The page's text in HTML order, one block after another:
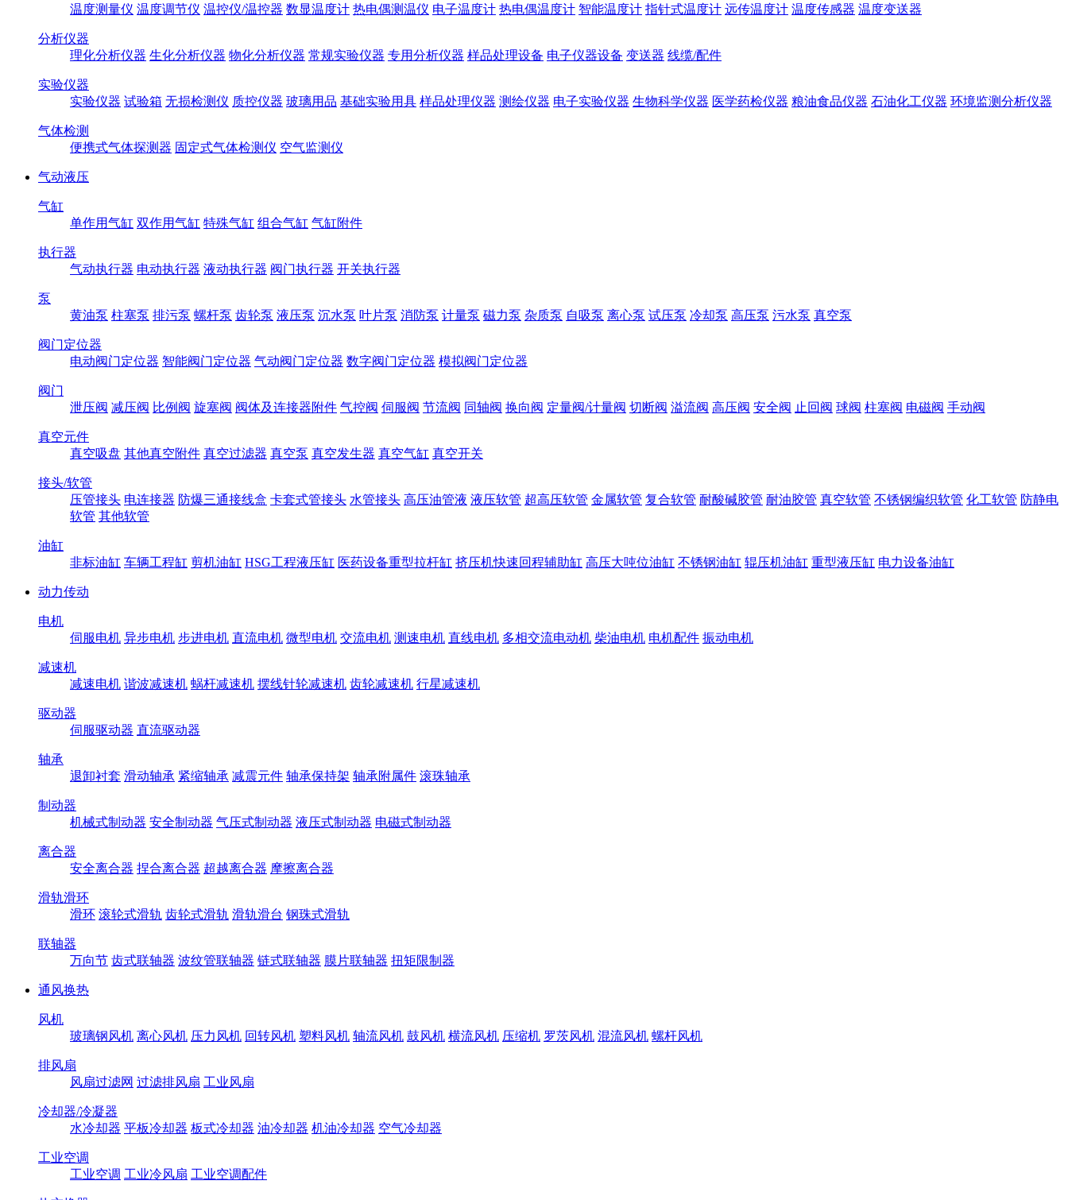
温度测量仪 温度调节仪 温控仪/温控器 数显温度计 热电偶测温仪 电子温度计 热电偶温度计 智能温度计 指针式温度计 远传温度计 温度传感器 温度变送器
分析仪器
理化分析仪器 生化分析仪器 物化分析仪器 常规实验仪器 专用分析仪器 样品处理设备 电子仪器设备 变送器 线缆/配件
实验仪器
实验仪器 试验箱 无损检测仪 质控仪器 玻璃用品 基础实验用具 样品处理仪器 测绘仪器 电子实验仪器 生物科学仪器 医学药检仪器 粮油食品仪器 石油化工仪器 环境监测分析仪器
气体检测
便携式气体探测器 固定式气体检测仪 空气监测仪
气动液压
气缸
单作用气缸 双作用气缸 特殊气缸 组合气缸 气缸附件
执行器
气动执行器 电动执行器 液动执行器 阀门执行器 开关执行器
泵
黄油泵 柱塞泵 排污泵 螺杆泵 齿轮泵 液压泵 沉水泵 叶片泵 消防泵 计量泵 磁力泵 杂质泵 自吸泵 离心泵 试压泵 冷却泵 高压泵 污水泵 真空泵
阀门定位器
电动阀门定位器 智能阀门定位器 气动阀门定位器 数字阀门定位器 模拟阀门定位器
阀门
泄压阀 减压阀 比例阀 旋塞阀 阀体及连接器附件 气控阀 伺服阀 节流阀 同轴阀 换向阀 定量阀/计量阀 切断阀 溢流阀 高压阀 安全阀 止回阀 球阀 柱塞阀 电磁阀 手动阀
真空元件
真空吸盘 其他真空附件 真空过滤器 真空泵 真空发生器 真空气缸 真空开关
接头/软管
压管接头 电连接器 防爆三通接线盒 卡套式管接头 水管接头 高压油管液 液压软管 超高压软管 金属软管 复合软管 耐酸碱胶管 耐油胶管 真空软管 不锈钢编织软管 化工软管 防静电
软管 其他软管
油缸
非标油缸 车辆工程缸 剪机油缸 HSG工程液压缸 医药设备重型拉杆缸 挤压机快速回程辅助缸 高压大吨位油缸 不锈钢油缸 辊压机油缸 重型液压缸 电力设备油缸
动力传动
电机
伺服电机 异步电机 步进电机 直流电机 微型电机 交流电机 测速电机 直线电机 多相交流电动机 柴油电机 电机配件 振动电机
减速机
减速电机 谐波减速机 蜗杆减速机 摆线针轮减速机 齿轮减速机 行星减速机
驱动器
伺服驱动器 直流驱动器
轴承
退卸衬套 滑动轴承 紧缩轴承 减震元件 轴承保持架 轴承附属件 滚珠轴承
制动器
机械式制动器 安全制动器 气压式制动器 液压式制动器 电磁式制动器
离合器
安全离合器 捏合离合器 超越离合器 摩擦离合器
滑轨滑环
滑环 滚轮式滑轨 齿轮式滑轨 滑轨滑台 钢珠式滑轨
联轴器
万向节 齿式联轴器 波纹管联轴器 链式联轴器 膜片联轴器 扭矩限制器
通风换热
风机
玻璃钢风机 离心风机 压力风机 回转风机 塑料风机 轴流风机 鼓风机 横流风机 压缩机 罗茨风机 混流风机 螺杆风机
排风扇
风扇过滤网 过滤排风扇 工业风扇
冷却器/冷凝器
水冷却器 平板冷却器 板式冷却器 油冷却器 机油冷却器 空气冷却器
工业空调
工业空调 工业冷风扇 工业空调配件